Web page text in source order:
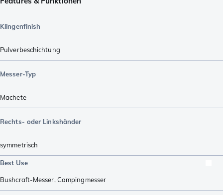
Klingenfinish
Pulverbeschichtung
Messer-Typ
Machete
Rechts- oder Linkshänder
symmetrisch
Best Use
Bushcraft-Messer, Campingmesser